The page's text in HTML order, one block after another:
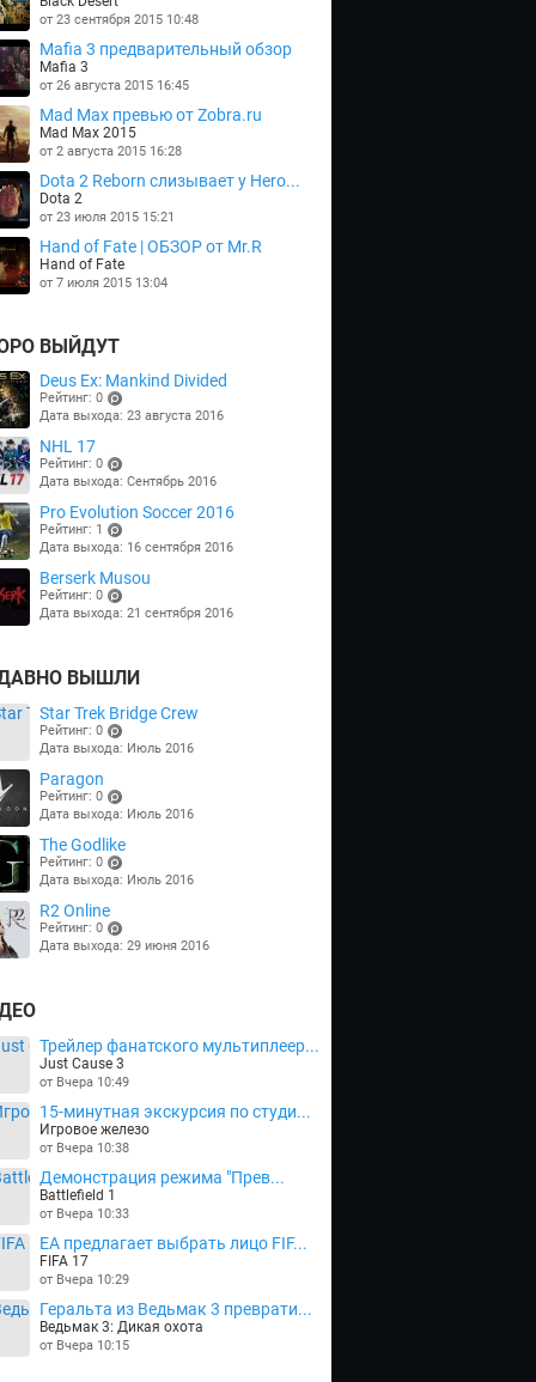
от 23 сентября 2015 10:48
Mafia 3 предварительный обзор
Mafia 3
от 26 августа 2015 16:45
Mad Max превью от Zobra.ru
Mad Max 2015
от 2 августа 2015 16:28
Dota 2 Reborn слизывает у Hero...
Dota 2
от 23 июля 2015 15:21
Hand of Fate | ОБЗОР от Mr.R
Hand of Fate
от 7 июля 2015 13:04
ВЫЙДУТ
Deus Ex: Mankind Divided
Рейтинг: 0
(points)
Дата выхода: 23 августа 2016
NHL 17
Рейтинг: 0
(points)
Дата выхода: Сентябрь 2016
Pro Evolution Soccer 2016
Рейтинг: 1
(points)
Дата выхода: 16 сентября 2016
Berserk Musou
Рейтинг: 0
(points)
Дата выхода: 21 сентября 2016
ВЫШЛИ
Star Trek Bridge Crew
Рейтинг: 0
(points)
Дата выхода: Июль 2016
Paragon
Рейтинг: 0
(points)
Дата выхода: Июль 2016
The Godlike
Рейтинг: 0
(points)
Дата выхода: Июль 2016
R2 Online
Рейтинг: 0
(points)
Дата выхода: 29 июня 2016
Трейлер фанатского мультиплеер...
Just Cause 3
от Вчера 10:49
15-минутная экскурсия по студи...
Игровое железо
от Вчера 10:38
Демонстрация режима "Прев...
Battlefield 1
от Вчера 10:33
EA предлагает выбрать лицо FIF...
FIFA 17
от Вчера 10:29
Геральта из Ведьмак 3 преврати...
Ведьмак 3: Дикая охота
от Вчера 10:15